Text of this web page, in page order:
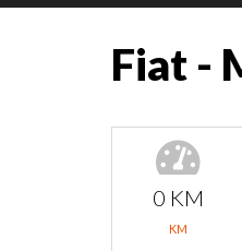
Fiat -
0 KM
KM